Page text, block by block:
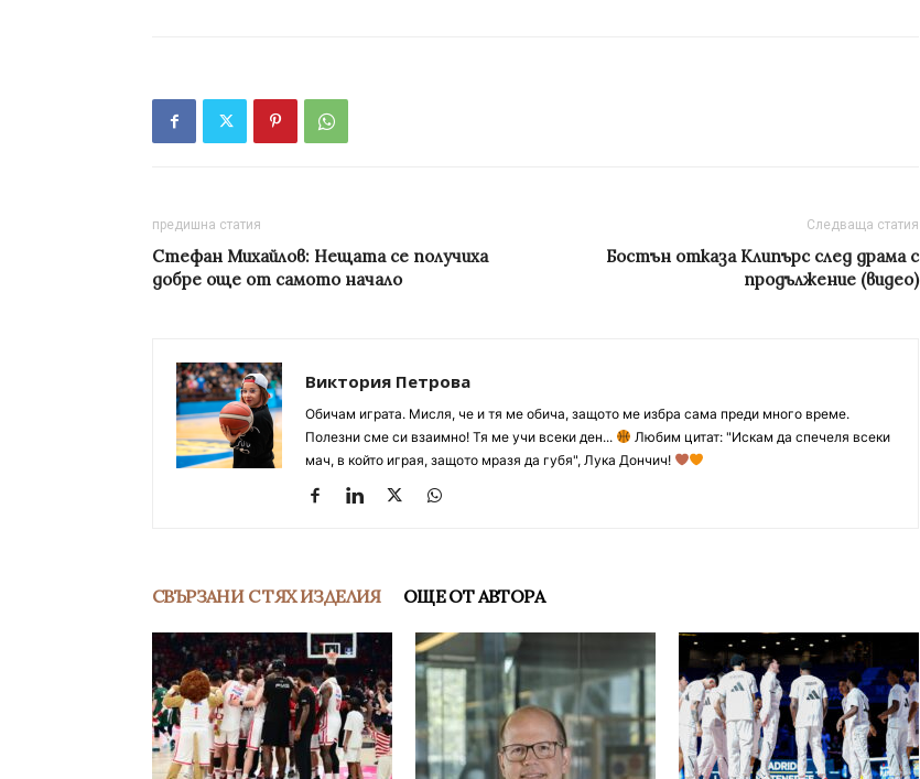
предишна статия
Стефан Михайлов: Нещата се получиха
добре още от самото начало
Следваща статия
Бостън отказа Клипърс след драма с
продължение (видео)
Виктория Петрова
Обичам играта. Мисля, че и тя ме обича, защото ме избра сама преди много време.
Полезни сме си взаимно! Тя ме учи всеки ден...
Любим цитат: "Искам да спечеля всеки
мач, в който играя, защото мразя да губя", Лука Дончич!
СВЪРЗАНИ С ТЯХ ИЗДЕЛИЯ ОЩЕ ОТ АВТОРА